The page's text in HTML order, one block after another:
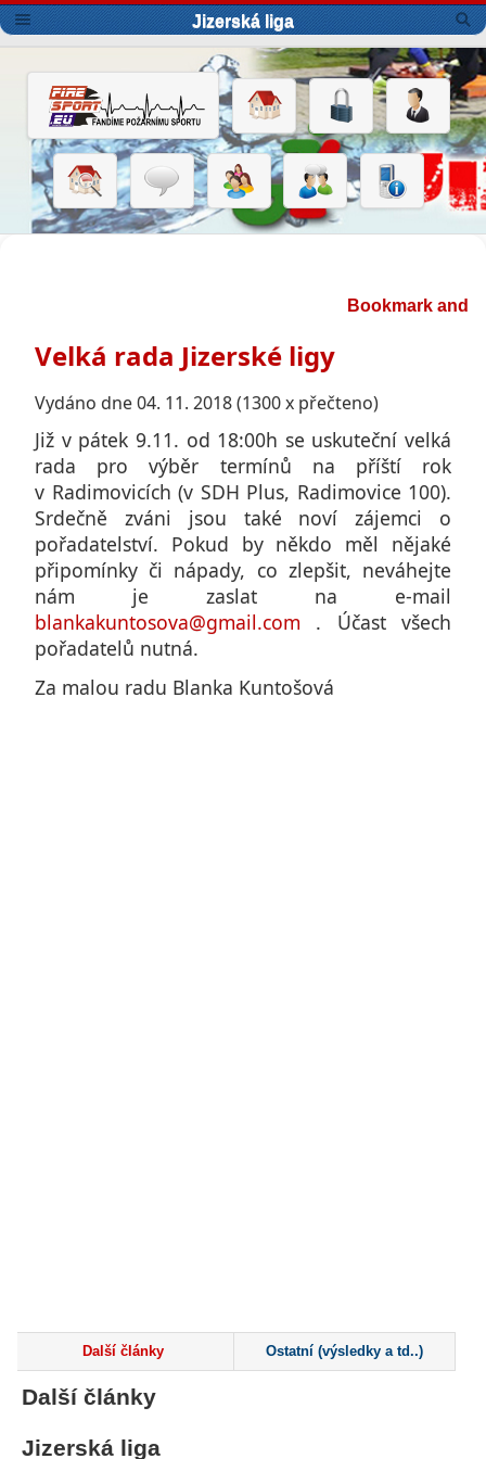
Jizerská liga
Velká rada Jizerské ligy
Vydáno dne 04. 11. 2018 (1300 x přečteno)
Již v pátek 9.11. od 18:00h se uskuteční velká
rada pro výběr termínů na příští rok
v Radimovicích (v SDH Plus, Radimovice 100).
Srdečně zváni jsou také noví zájemci o
pořadatelství. Pokud by někdo měl nějaké
připomínky či nápady, co zlepšit, neváhejte
nám je zaslat na e-mail
blankakuntosova@gmail.com . Účast všech
pořadatelů nutná.
Za malou radu Blanka Kuntošová
Další články Ostatní (výsledky a td..)
Další články
Jizerská liga